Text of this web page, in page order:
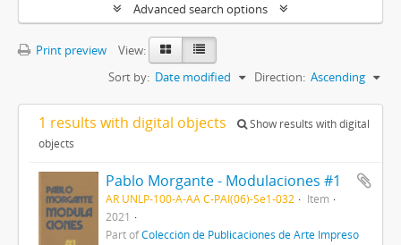
Advanced search options
Print preview
View:
Sort by: Date modified Direction: Ascending
1 results with digital objects
Show results with digital
objects
Pablo Morgante - Modulaciones #1
AR UNLP-100-A-AA C-PAI(06)-Se1-032
Item
2021
Part ofColección de Publicaciones de Arte Impreso